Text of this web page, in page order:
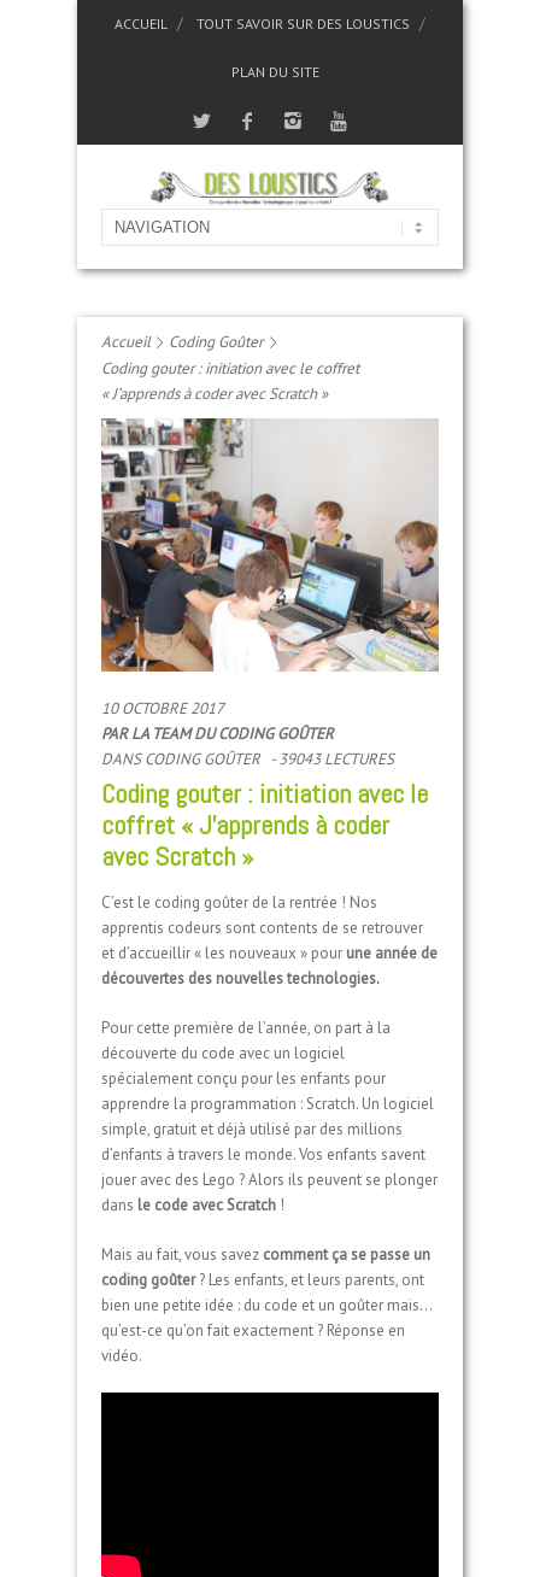
ACCUEIL TOUT SAVOIR SUR DES LOUSTICS
PLAN DU SITE
Accueil
Coding Goûter
Coding gouter : initiation avec le coffret
« J’apprends à coder avec Scratch »
10 OCTOBRE 2017
PARLA TEAM DU CODING GOÛTER
DANSCODING GOÛTER - 39043 LECTURES
Coding gouter : initiation avec le
coffret « J’apprends à coder
avec Scratch »
C’est le coding goûter de la rentrée ! Nos
apprentis codeurs sont contents de se retrouver
et d’accueillir « les nouveaux » pour une année de
découvertes des nouvelles technologies.
Pour cette première de l’année, on part à la
découverte du code avec un logiciel
spécialement conçu pour les enfants pour
apprendre la programmation : Scratch. Un logiciel
simple, gratuit et déjà utilisé par des millions
d’enfants à travers le monde. Vos enfants savent
jouer avec des Lego ? Alors ils peuvent se plonger
dans le code avec Scratch !
Mais au fait, vous savez comment ça se passe un
coding goûter? Les enfants, et leurs parents, ont
bien une petite idée : du code et un goûter mais…
qu’est-ce qu’on fait exactement ? Réponse en
vidéo.